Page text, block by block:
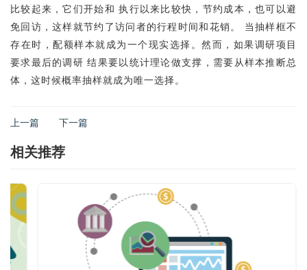
比较起来，它们开始和 执行以来比较快，节约成本，也可以避
免回访，这样就节约了访问者的行程时间和花销。 当抽样框不
存在时，配额样本就成为一个现实选择。然而，如果调研项目
要求最后的调研 结果要以统计理论做支撑，需要从样本推断总
体，这时候概率抽样就成为唯一选择。
上一篇 下一篇
相关推荐